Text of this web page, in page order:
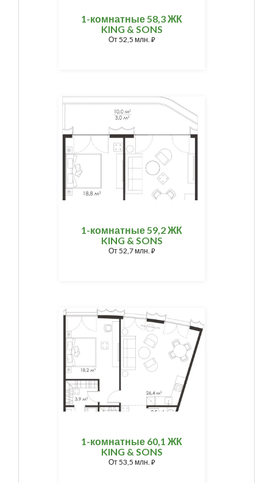
1-комнатные 58,3 ЖК
KING & SONS
От52,5 млн. ⃏
1-комнатные 59,2 ЖК
KING & SONS
От52,7 млн. ⃏
1-комнатные 60,1 ЖК
KING & SONS
От53,5 млн. ⃏